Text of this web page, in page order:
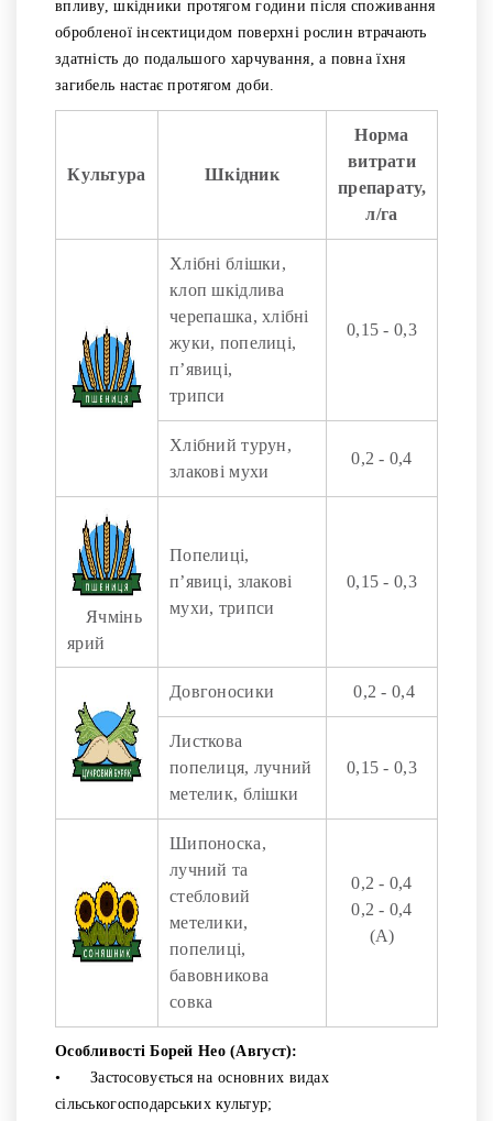
впливу, шкідники протягом години після споживання
обробленої інсектицидом поверхні рослин втрачають
здатність до подальшого харчування, а повна їхня
загибель настає протягом доби.
Культура Шкідник
Норма
витрати
препарату,
л/га
Хлібні блішки,
клоп шкідлива
черепашка, хлібні
жуки, попелиці,
п’явиці,
трипси
0,15 - 0,3
Хлібний турун,
злакові мухи
0,2 - 0,4
Ячмінь
ярий
Попелиці,
п’явиці, злакові
мухи, трипси
0,15 - 0,3
Довгоносики 0,2 - 0,4
Листкова
попелиця, лучний
метелик, блішки
0,15 - 0,3
Шипоноска,
лучний та
стебловий
метелики,
попелиці,
бавовникова
совка
0,2 - 0,4
0,2 - 0,4
(А)
Особливості Борей Нео (Август):
•
Застосовується на основних видах
сільськогосподарських культур;